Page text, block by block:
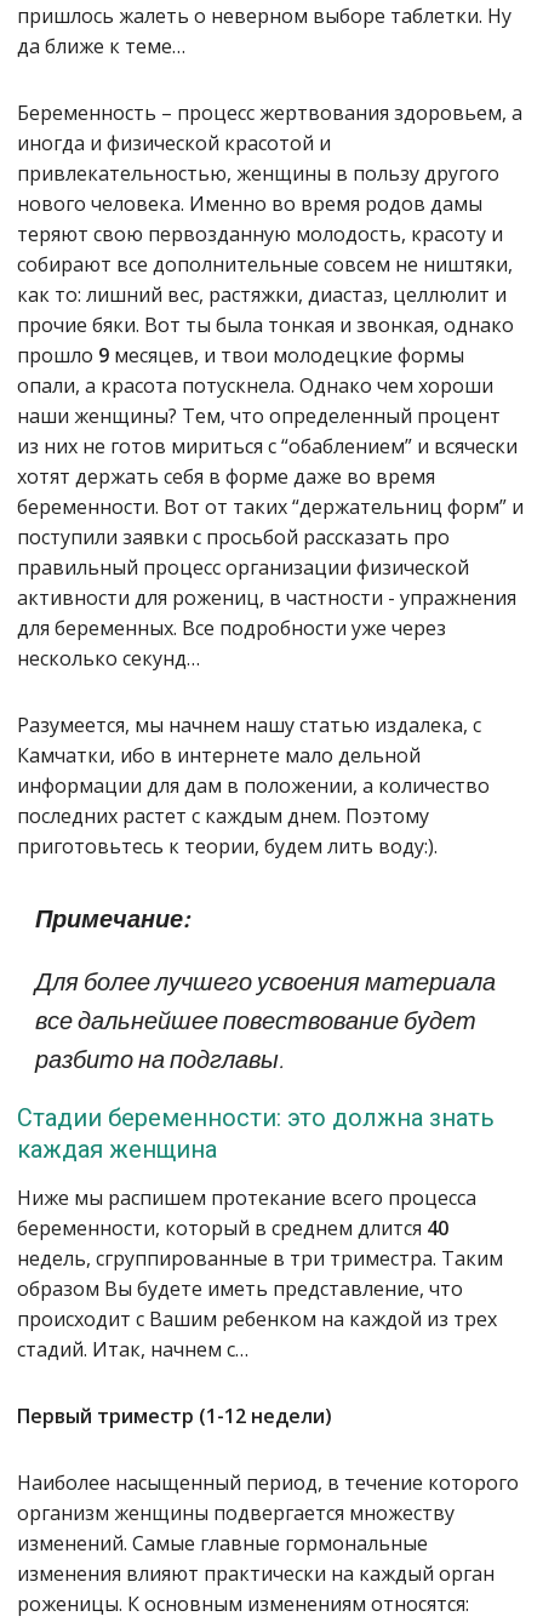
пришлось жалеть о неверном выборе таблетки. Ну
да ближе к теме…
Беременность – процесс жертвования здоровьем, а
иногда и физической красотой и
привлекательностью, женщины в пользу другого
нового человека. Именно во время родов дамы
теряют свою первозданную молодость, красоту и
собирают все дополнительные совсем не ништяки,
как то: лишний вес, растяжки, диастаз, целлюлит и
прочие бяки. Вот ты была тонкая и звонкая, однако
прошло 9 месяцев, и твои молодецкие формы
опали, а красота потускнела. Однако чем хороши
наши женщины? Тем, что определенный процент
из них не готов мириться с “обаблением” и всячески
хотят держать себя в форме даже во время
беременности. Вот от таких “держательниц форм” и
поступили заявки с просьбой рассказать про
правильный процесс организации физической
активности для рожениц, в частности - упражнения
для беременных. Все подробности уже через
несколько секунд…
Разумеется, мы начнем нашу статью издалека, с
Камчатки, ибо в интернете мало дельной
информации для дам в положении, а количество
последних растет с каждым днем. Поэтому
приготовьтесь к теории, будем лить воду:).
Примечание:
Для более лучшего усвоения материала
все дальнейшее повествование будет
разбито на подглавы.
Стадии беременности: это должна знать
каждая женщина
Ниже мы распишем протекание всего процесса
беременности, который в среднем длится 40
недель, сгруппированные в три триместра. Таким
образом Вы будете иметь представление, что
происходит с Вашим ребенком на каждой из трех
стадий. Итак, начнем с…
Первый триместр (1-12 недели)
Наиболее насыщенный период, в течение которого
организм женщины подвергается множеству
изменений. Самые главные гормональные
изменения влияют практически на каждый орган
роженицы. К основным изменениям относятся: